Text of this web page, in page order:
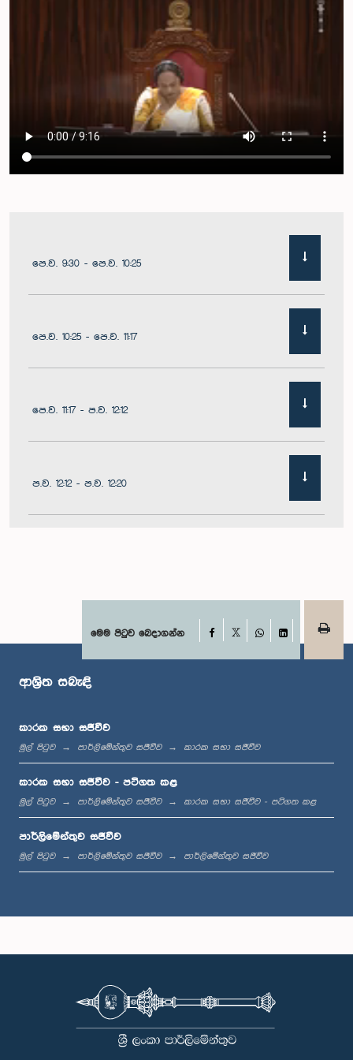
පෙ.ව. 9:30 - පෙ.ව. 10:25
පෙ.ව. 10:25 - පෙ.ව. 11:17
පෙ.ව. 11:17 - ප.ව. 12:12
ප.ව. 12:12 - ප.ව. 12:20
ප.ව. 1:00 - ප.ව. 1:07
ප.ව. 1:12 - ප.ව. 1:20
ප.ව. 1:20 - ප.ව. 1:31
ප.ව. 1:57 - ප.ව. 2:05
මෙම පිටුව බෙදාගන්න Facebook
WhatsApp
LinkedIn
ආශ්‍රිත සබැඳි
කාරක සභා සජීවීව
මුල් පිටුව පාර්ලිමේන්තුව සජීවීව කාරක සභා සජීවීව
කාරක සභා සජීවීව - පටිගත කළ
මුල් පිටුව පාර්ලිමේන්තුව සජීවීව කාරක සභා සජීවීව - පටිගත කළ
පාර්ලිමේන්තුව සජීවීව
මුල් පිටුව පාර්ලිමේන්තුව සජීවීව පාර්ලිමේන්තුව සජීවීව